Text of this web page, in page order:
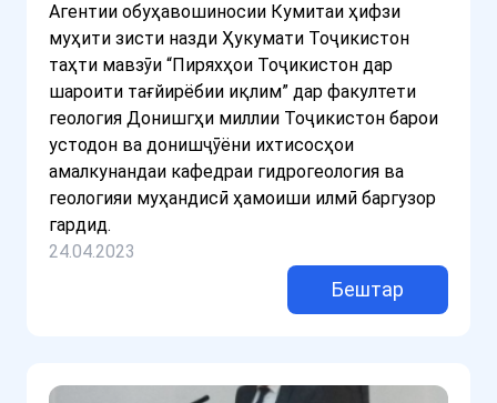
Агентии обуҳавошиносии Кумитаи ҳифзи
муҳити зисти назди Ҳукумати Тоҷикистон
таҳти мавзӯи “Пиряхҳои Тоҷикистон дар
шароити тағйирёбии иқлим” дар факултети
геология Донишгҳи миллии Тоҷикистон барои
устодон ва донишҷӯёни ихтисосҳои
амалкунандаи кафедраи гидрогеология ва
геологияи муҳандисӣ ҳамоиши илмӣ баргузор
гардид.
24.04.2023
Бештар